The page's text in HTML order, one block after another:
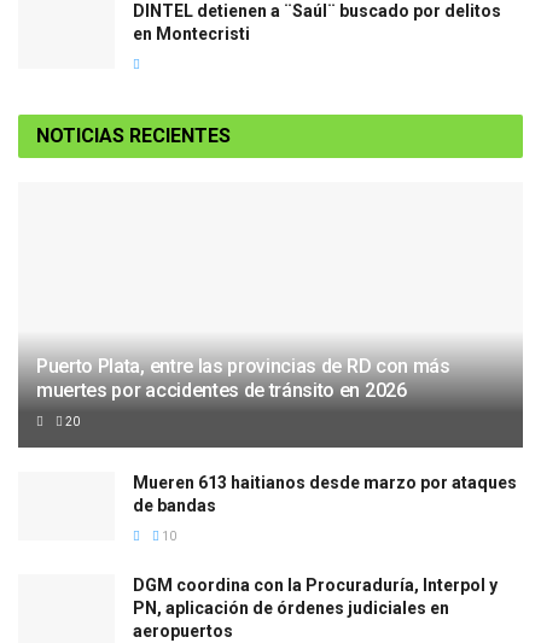
DINTEL detienen a ¨Saúl¨ buscado por delitos
en Montecristi
NOTICIAS RECIENTES
Puerto Plata, entre las provincias de RD con más
muertes por accidentes de tránsito en 2026
20
Mueren 613 haitianos desde marzo por ataques
de bandas
10
DGM coordina con la Procuraduría, Interpol y
PN, aplicación de órdenes judiciales en
aeropuertos